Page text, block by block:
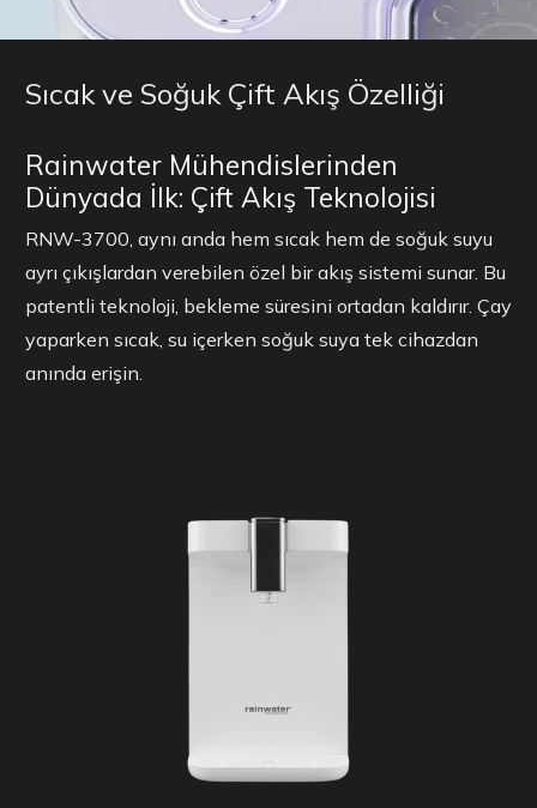
Sıcak ve Soğuk Çift Akış Özelliği
Rainwater Mühendislerinden
Dünyada İlk: Çift Akış Teknolojisi
RNW-3700, aynı anda hem sıcak hem de soğuk suyu
ayrı çıkışlardan verebilen özel bir akış sistemi sunar. Bu
patentli teknoloji, bekleme süresini ortadan kaldırır. Çay
yaparken sıcak, su içerken soğuk suya tek cihazdan
anında erişin.